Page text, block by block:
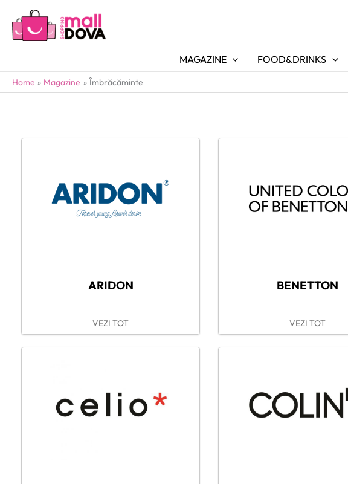
MAGAZINE FOOD&DRINKS
Home Magazine Îmbrăcăminte
ARIDON
VEZI TOT
BENETTON
VEZI TOT